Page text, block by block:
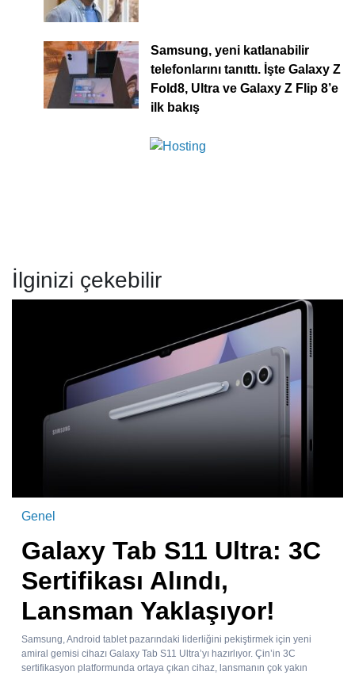
Samsung, yeni katlanabilir
telefonlarını tanıttı. İşte Galaxy Z
Fold8, Ultra ve Galaxy Z Flip 8’e
ilk bakış
İlginizi çekebilir
Genel
Galaxy Tab S11 Ultra: 3C
Sertifikası Alındı,
Lansman Yaklaşıyor!
Samsung, Android tablet pazarındaki liderliğini pekiştirmek için yeni
amiral gemisi cihazı Galaxy Tab S11 Ultra’yı hazırlıyor. Çin’in 3C
sertifikasyon platformunda ortaya çıkan cihaz, lansmanın çok yakın